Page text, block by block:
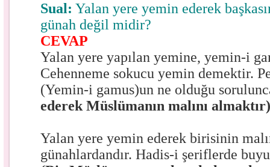
Sual: Yalan yere yemin ederek
günah değil midir?
CEVAP
Yalan yere yapılan yemine, yemin-i
Cehenneme sokucu yemin demektir.
(Yemin-i gamus)un ne olduğu
ederek Müslümanın malını
Yalan yere yemin ederek birisinin
günahlardandır. Hadis-i şeriflerde